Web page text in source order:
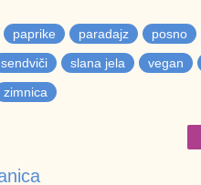
paprike paradajz posno
sendviči slana jela vegan
zimnica